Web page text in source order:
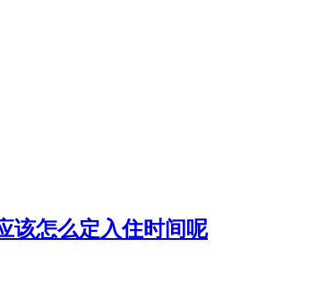
该怎么定入住时间呢